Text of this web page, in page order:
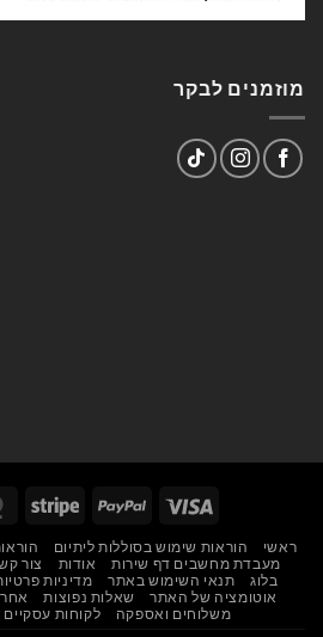
מוזמנים לבקר
Visa
PayPal
ראשי הוראות שימוש בסוללות ליתיום
מעבדת מחשבים דף שירות
אודות צור
בלוג
תנאי השימוש באתר
מדיניות
אוטומציה של האתר
שאלות נפוצות
משלוחים ואספקה
לקוחות עסקיים